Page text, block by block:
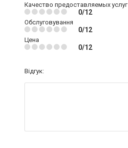
Качество предоставляемых услуг
0/12
Обслуговування
0/12
Цена
0/12
Відгук: